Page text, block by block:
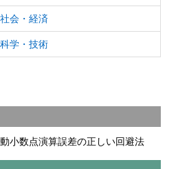
社会・経済
科学・技術
小数点演算誤差の正しい回避法